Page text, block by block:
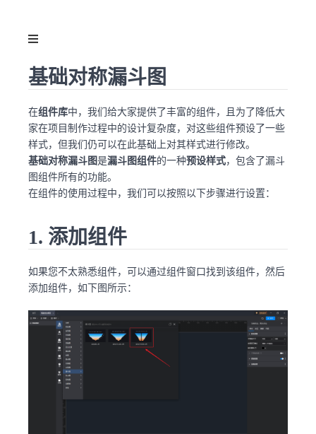
基础对称漏斗图
在组件库中，我们给大家提供了丰富的组件，且为了降低大
家在项目制作过程中的设计复杂度，对这些组件预设了一些
样式，但我们仍可以在此基础上对其样式进行修改。
基础对称漏斗图是漏斗图组件的一种预设样式，包含了漏斗
图组件所有的功能。
在组件的使用过程中，我们可以按照以下步骤进行设置：
1. 添加组件
如果您不太熟悉组件，可以通过组件窗口找到该组件，然后
添加组件，如下图所示：